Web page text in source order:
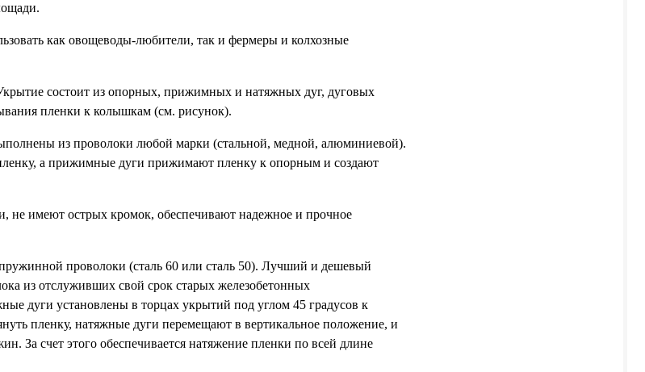
как овощеводы-любители, так и фермеры и колхозные
состоит из опорных, прижимных и натяжных дуг, дуговых
пленки к колышкам (см. рисунок).
из проволоки любой марки (стальной, медной, алюминиевой).
а прижимные дуги прижимают пленку к опорным и создают
имеют острых кромок, обеспечивают надежное и прочное
проволоки (сталь 60 или сталь 50). Лучший и дешевый
из отслуживших свой срок старых железобетонных
дуги установлены в торцах укрытий под углом 45 градусов к
пленку, натяжные дуги перемещают в вертикальное положение, и
За счет этого обеспечивается натяжение пленки по всей длине